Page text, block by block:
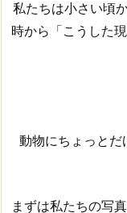
私たちは小さい頃
時から「こうした
動物にちょっとだ
まずは私たちの写